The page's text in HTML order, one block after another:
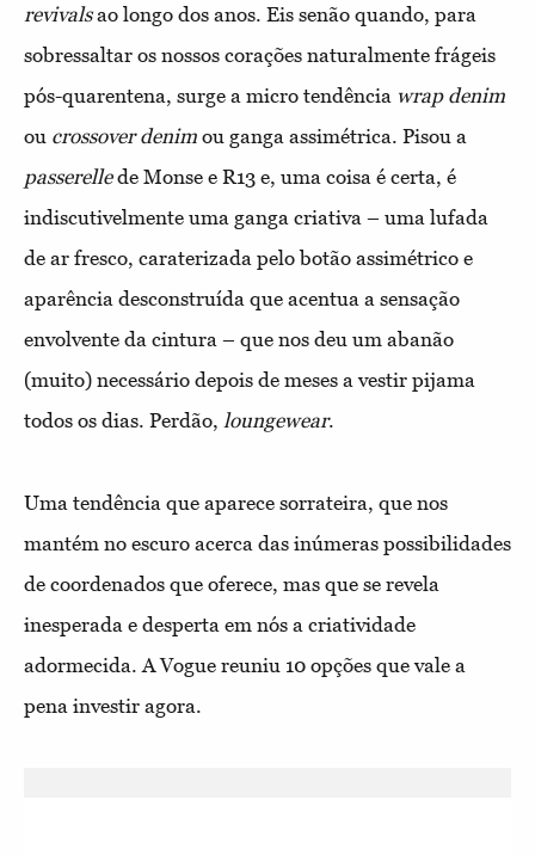
revivalsao longo dos anos. Eis senão quando, para
sobressaltar os nossos corações naturalmente frágeis
pós-quarentena, surge a micro tendência wrap denim
ou crossover denim ou ganga assimétrica. Pisou a
passerellede Monse e R13 e, uma coisa é certa, é
indiscutivelmente uma ganga criativa – uma lufada
de ar fresco, caraterizada pelo botão assimétrico e
aparência desconstruída que acentua a sensação
envolvente da cintura – que nos deu um abanão
(muito) necessário depois de meses a vestir pijama
todos os dias. Perdão, loungewear.
Uma tendência que aparece sorrateira, que nos
mantém no escuro acerca das inúmeras possibilidades
de coordenados que oferece, mas que se revela
inesperada e desperta em nós a criatividade
adormecida. A Vogue reuniu 10 opções que vale a
pena investir agora.